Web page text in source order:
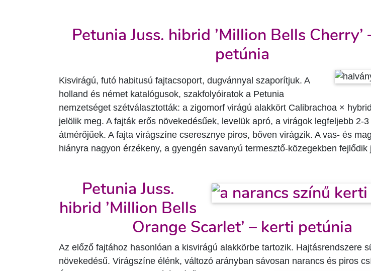
Petunia Juss. hibrid ’Million Bells Cherry’
petúnia
Kisvirágú, futó habitusú fajtacsoport, dugvánnyal szaporítjuk. A
holland és német katalógusok, szakfolyóiratok a Petunia
nemzetséget szétválasztották: a zigomorf virágú alakkört Calibrachoa ×
jelölik meg. A fajták erős növekedésűek, levelük apró, a virágok legfeljebb 2-3
átmérőjűek. A fajta virágszíne cseresznye piros, bőven virágzik. A vas- és
hiányra nagyon érzékeny, a gyengén savanyú termesztő-közegekben fejlődik
Petunia Juss.
hibrid ’Million Bells
Orange Scarlet’ – kerti petúnia
Az előző fajtához hasonlóan a kisvirágú alakkörbe tartozik. Hajtásrendszere
növekedésű. Virágszíne élénk, változó arányban sávosan narancs és piros